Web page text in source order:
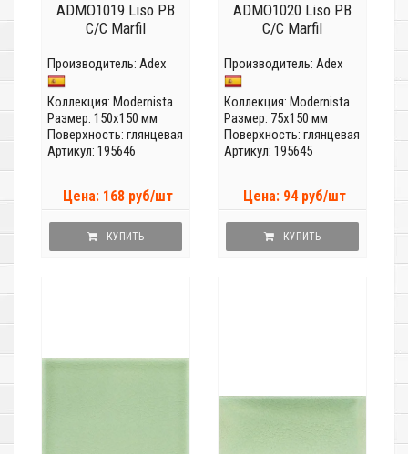
ADMO1019 Liso PB
C/C Marfil
Производитель: Adex
Коллекция: Modernista
Размер: 150x150 мм
Поверхность: глянцевая
Артикул: 195646
Цена: 168 руб/шт
КУПИТЬ
ADMO1020 Liso PB
C/C Marfil
Производитель: Adex
Коллекция: Modernista
Размер: 75x150 мм
Поверхность: глянцевая
Артикул: 195645
Цена: 94 руб/шт
КУПИТЬ